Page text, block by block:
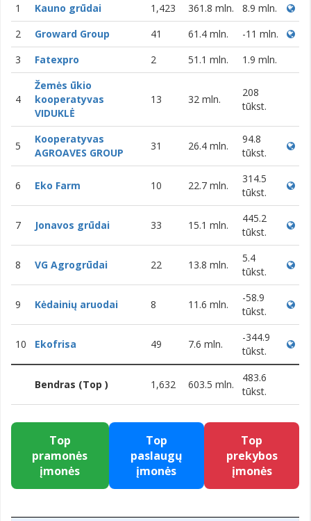
1
Kauno grūdai 1,423 361.8 mln.
8.9 mln.
2
Groward Group 41 61.4 mln.
-11 mln.
3
Fatexpro 2 51.1 mln. 1.9 mln.
4
Žemės ūkio
kooperatyvas
VIDUKLĖ
13 32 mln.
208
tūkst.
5
Kooperatyvas
AGROAVES GROUP
31 26.4 mln.
94.8
tūkst.
6 Eko Farm 10 22.7 mln.
314.5
tūkst.
7 Jonavos grūdai 33 15.1 mln.
445.2
tūkst.
8 VG Agrogrūdai 22 13.8 mln.
5.4
tūkst.
9 Kėdainių aruodai 8 11.6 mln.
-58.9
tūkst.
10 Ekofrisa 49 7.6 mln.
-344.9
tūkst.
Bendras (Top ) 1,632 603.5 mln.
483.6
tūkst.
Top
pramonės
įmonės
Top
paslaugų
įmonės
Top
prekybos
įmonės